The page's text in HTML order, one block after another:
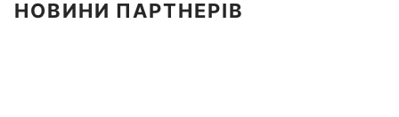
НОВИНИ ПАРТНЕРІВ